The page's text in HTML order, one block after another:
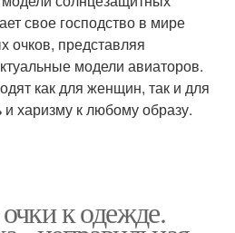
свое господство в мире
очков, представляя
модели авиаторов.
как для женщин, так и для
харизму к любому образу.
к одежде.